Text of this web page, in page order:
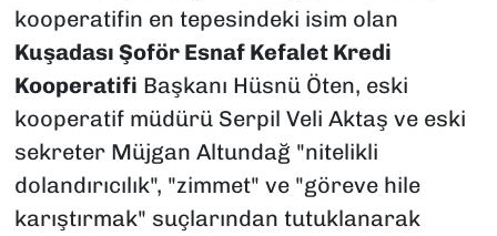
kooperatifin en tepesindeki isim olan
Kuşadası Şoför Esnaf Kefalet Kredi
Kooperatifi Başkanı Hüsnü Öten, eski
kooperatif müdürü Serpil Veli Aktaş ve eski
sekreter Müjgan Altundağ "nitelikli
dolandırıcılık", "zimmet" ve "göreve hile
karıştırmak" suçlarından tutuklanarak